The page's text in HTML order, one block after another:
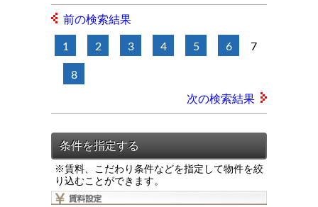
前の検索結果
1 2 3 4 5 6 7
8
次の検索結果
※賃料、こだわり条件などを指定して物件を絞
り込むことができます。